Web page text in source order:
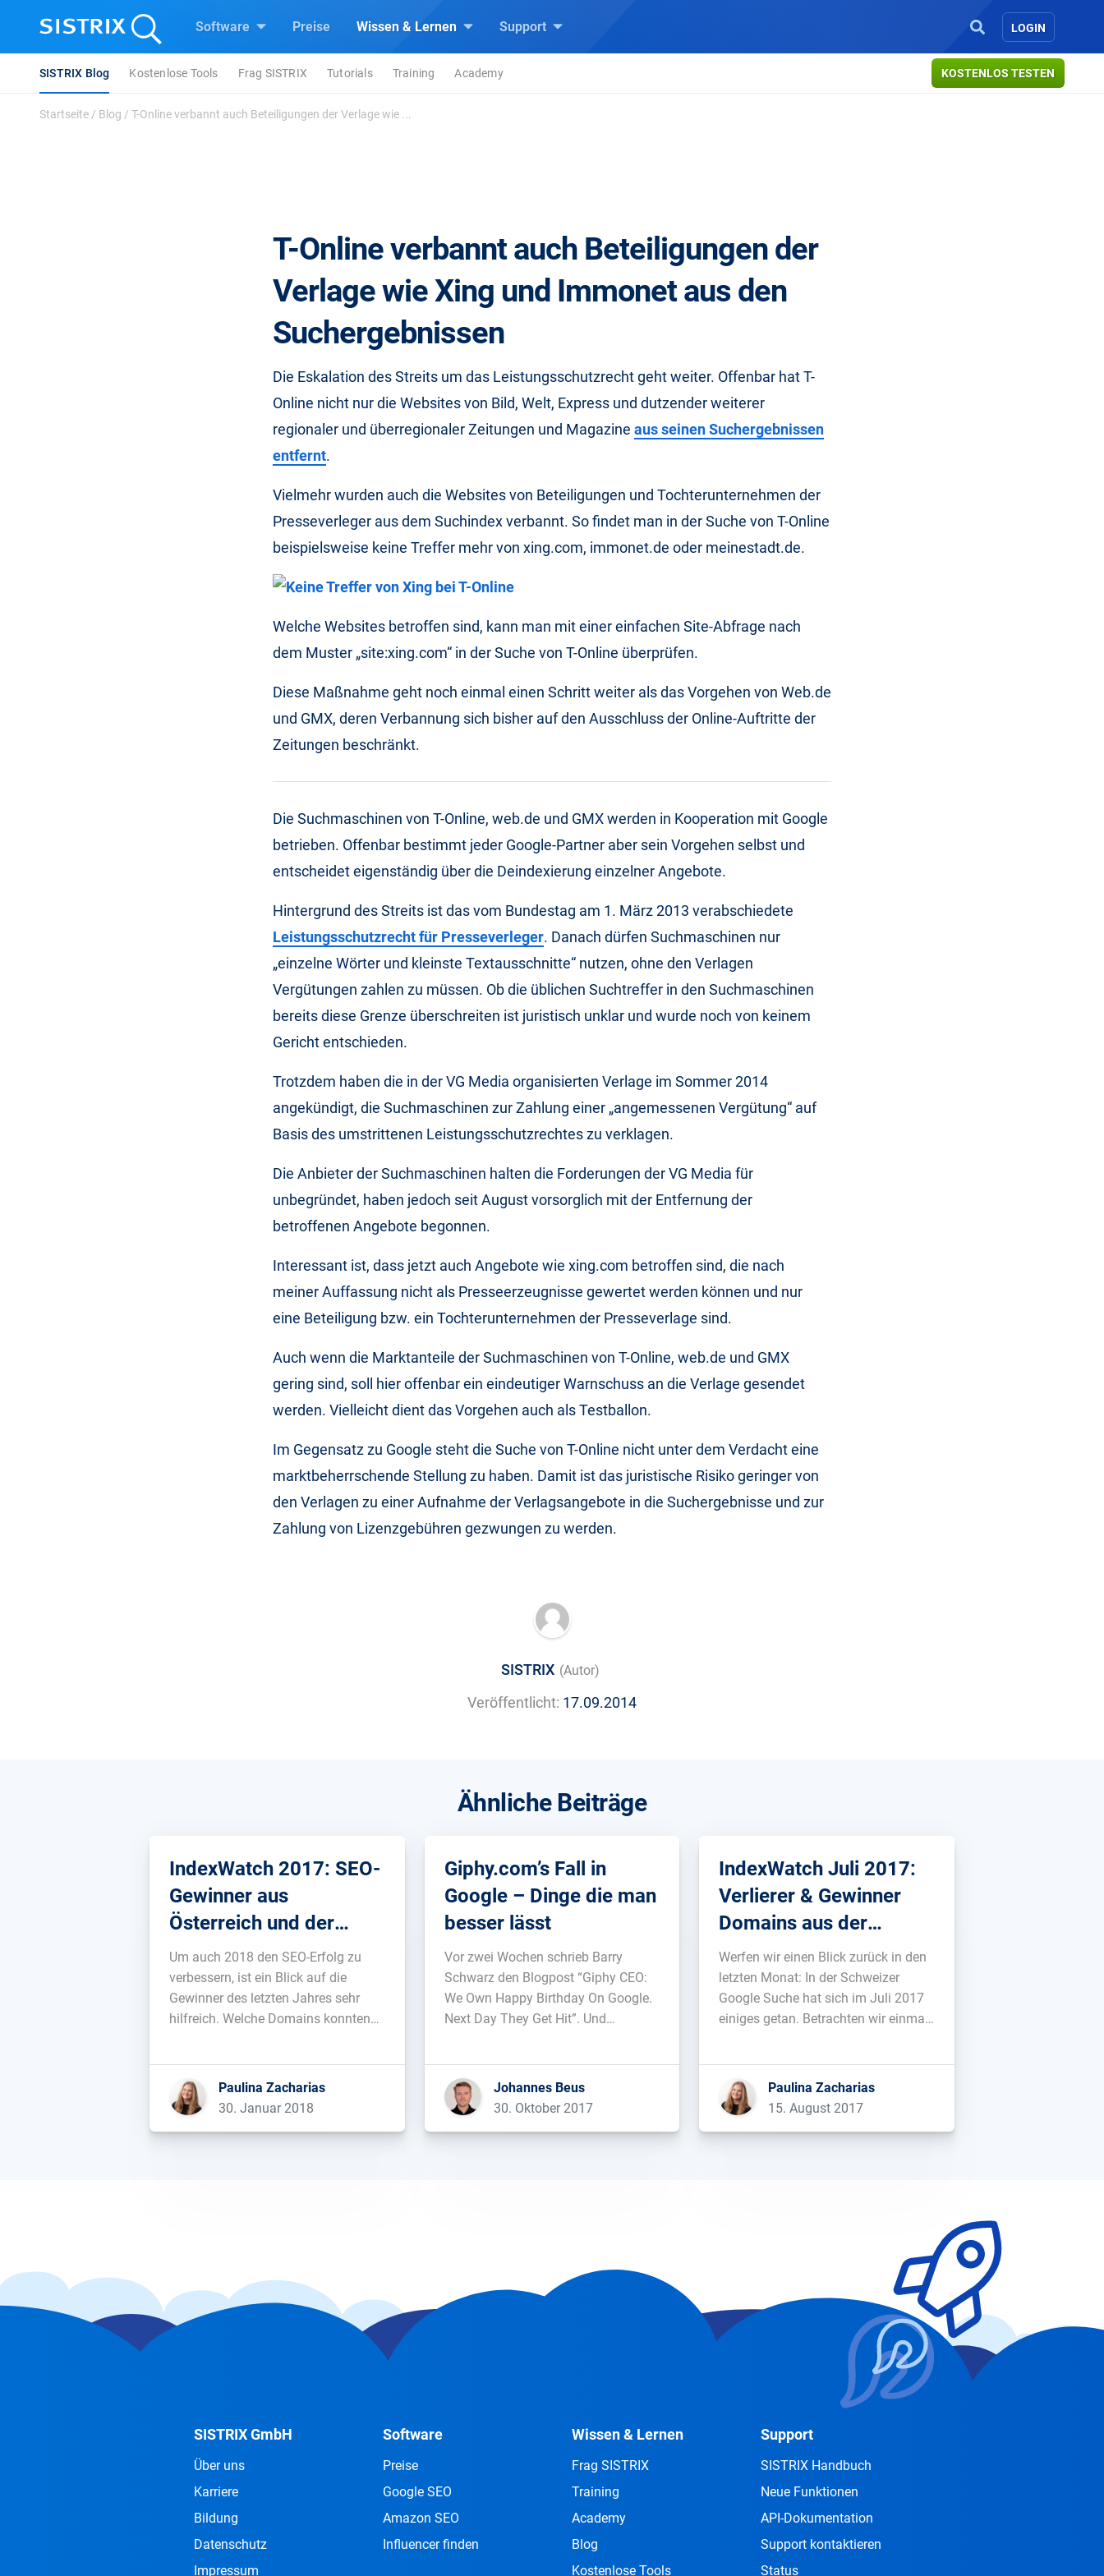
Software Preise Wissen & Lernen Support LOGIN
KOSTENLOS TESTEN
SISTRIX Blog Kostenlose Tools Frag SISTRIX Tutorials Training Academy
Startseite / Blog / T-Online verbannt auch Beteiligungen der Verlage wie ...
T-Online verbannt auch Beteiligungen der
Verlage wie Xing und Immonet aus den
Suchergebnissen
Die Eskalation des Streits um das Leistungsschutzrecht geht weiter. Offenbar hat T-
Online nicht nur die Websites von Bild, Welt, Express und dutzender weiterer
regionaler und überregionaler Zeitungen und Magazine aus seinen Suchergebnissen
entfernt.
Vielmehr wurden auch die Websites von Beteiligungen und Tochterunternehmen der
Presseverleger aus dem Suchindex verbannt. So findet man in der Suche von T-Online
beispielsweise keine Treffer mehr von xing.com, immonet.de oder meinestadt.de.
Welche Websites betroffen sind, kann man mit einer einfachen Site-Abfrage nach
dem Muster „site:xing.com“ in der Suche von T-Online überprüfen.
Diese Maßnahme geht noch einmal einen Schritt weiter als das Vorgehen von Web.de
und GMX, deren Verbannung sich bisher auf den Ausschluss der Online-Auftritte der
Zeitungen beschränkt.
Die Suchmaschinen von T-Online, web.de und GMX werden in Kooperation mit Google
betrieben. Offenbar bestimmt jeder Google-Partner aber sein Vorgehen selbst und
entscheidet eigenständig über die Deindexierung einzelner Angebote.
Hintergrund des Streits ist das vom Bundestag am 1. März 2013 verabschiedete
Leistungsschutzrecht für Presseverleger. Danach dürfen Suchmaschinen nur
„einzelne Wörter und kleinste Textausschnitte“ nutzen, ohne den Verlagen
Vergütungen zahlen zu müssen. Ob die üblichen Suchtreffer in den Suchmaschinen
bereits diese Grenze überschreiten ist juristisch unklar und wurde noch von keinem
Gericht entschieden.
Trotzdem haben die in der VG Media organisierten Verlage im Sommer 2014
angekündigt, die Suchmaschinen zur Zahlung einer „angemessenen Vergütung“ auf
Basis des umstrittenen Leistungsschutzrechtes zu verklagen.
Die Anbieter der Suchmaschinen halten die Forderungen der VG Media für
unbegründet, haben jedoch seit August vorsorglich mit der Entfernung der
betroffenen Angebote begonnen.
Interessant ist, dass jetzt auch Angebote wie xing.com betroffen sind, die nach
meiner Auffassung nicht als Presseerzeugnisse gewertet werden können und nur
eine Beteiligung bzw. ein Tochterunternehmen der Presseverlage sind.
Auch wenn die Marktanteile der Suchmaschinen von T-Online, web.de und GMX
gering sind, soll hier offenbar ein eindeutiger Warnschuss an die Verlage gesendet
werden. Vielleicht dient das Vorgehen auch als Testballon.
Im Gegensatz zu Google steht die Suche von T-Online nicht unter dem Verdacht eine
marktbeherrschende Stellung zu haben. Damit ist das juristische Risiko geringer von
den Verlagen zu einer Aufnahme der Verlagsangebote in die Suchergebnisse und zur
Zahlung von Lizenzgebühren gezwungen zu werden.
SISTRIX (Autor)
Veröffentlicht: 17.09.2014
Ähnliche Beiträge
IndexWatch 2017: SEO-
Gewinner aus
Österreich und der
Schweiz
Um auch 2018 den SEO-Erfolg zu
verbessern, ist ein Blick auf die
Gewinner des letzten Jahres sehr
hilfreich. Welche Domains konnten
steigern? Und was können wir von
ihnen lernen?...
Paulina Zacharias
30. Januar 2018
Giphy.com’s Fall in
Google – Dinge die man
besser lässt
Vor zwei Wochen schrieb Barry
Schwarz den Blogpost “Giphy CEO:
We Own Happy Birthday On Google.
Next Day They Get Hit”. Und
hingelegt: 91% der Sichtbarkeit im
Vereinten Königreich, 84% in den
Johannes Beus
30. Oktober 2017
IndexWatch Juli 2017:
Verlierer & Gewinner
Domains aus der
Schweiz
Werfen wir einen Blick zurück in den
letzten Monat: In der Schweizer
Google Suche hat sich im Juli 2017
einiges getan. Betrachten wir einmal
mussten bzw. gewinnen konnten.
Top 10 Verlierer aus der Schweiz
Paulina Zacharias
15. August 2017
SISTRIX GmbH
Über uns
Karriere
Bildung
Datenschutz
Impressum
Software
Preise
Google SEO
Amazon SEO
Influencer finden
Wissen & Lernen
Frag SISTRIX
Training
Academy
Blog
Kostenlose Tools
Support
SISTRIX Handbuch
Neue Funktionen
API-Dokumentation
Support kontaktieren
Status